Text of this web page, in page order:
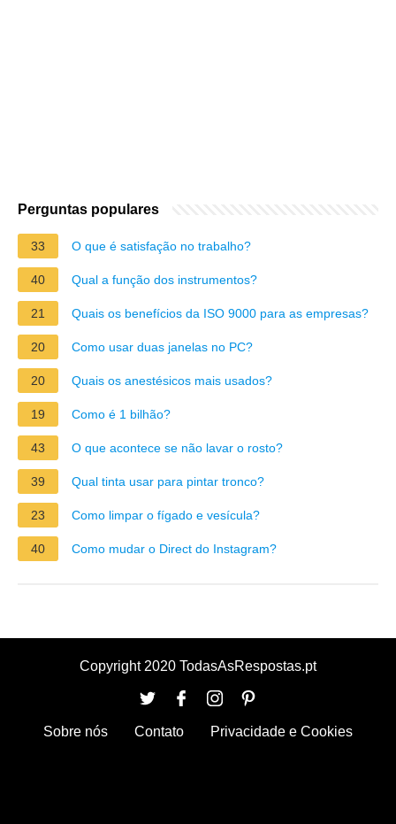
Perguntas populares
33 O que é satisfação no trabalho?
40 Qual a função dos instrumentos?
21 Quais os benefícios da ISO 9000 para as empresas?
20 Como usar duas janelas no PC?
20 Quais os anestésicos mais usados?
19 Como é 1 bilhão?
43 O que acontece se não lavar o rosto?
39 Qual tinta usar para pintar tronco?
23 Como limpar o fígado e vesícula?
40 Como mudar o Direct do Instagram?
Copyright 2020 TodasAsRespostas.pt
Sobre nós Contato Privacidade e Cookies